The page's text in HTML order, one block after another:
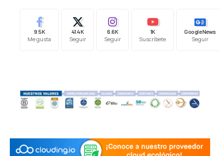
9.5K
Me gusta
41.4K
Seguir
6.6K
Seguir
1K
Suscríbete
Google News
Seguir